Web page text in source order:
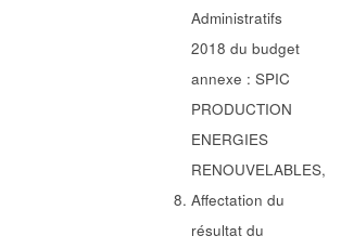
Administratifs
2018 du budget
annexe : SPIC
PRODUCTION
ENERGIES
RENOUVELABLES,
Affectation du
résultat du